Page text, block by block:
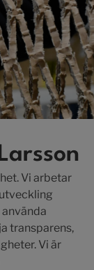
Vi arbetar
transparens,
Vi är